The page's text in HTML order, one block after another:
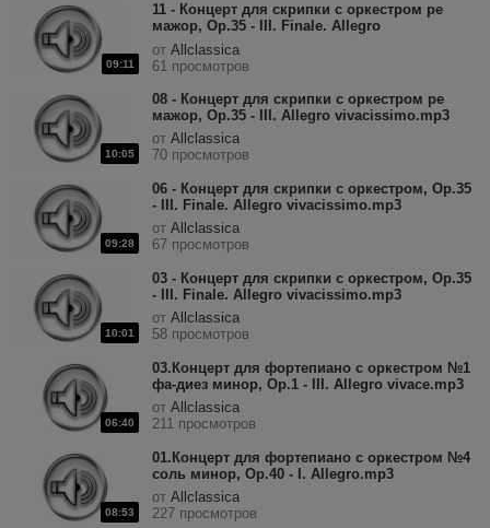
09:11
11 - Концерт для скрипки с оркестром ре
мажор, Op.35 - III. Finale. Allegro
vivacissimo.mp3
от Allclassica
61 просмотров
10:05
08 - Концерт для скрипки с оркестром ре
мажор, Op.35 - III. Allegro vivacissimo.mp3
от Allclassica
70 просмотров
09:28
06 - Концерт для скрипки с оркестром, Op.35
- III. Finale. Allegro vivacissimo.mp3
от Allclassica
67 просмотров
10:01
03 - Концерт для скрипки с оркестром, Op.35
- III. Finale. Allegro vivacissimo.mp3
от Allclassica
58 просмотров
06:40
03.Концерт для фортепиано с оркестром №1
фа-диез минор, Op.1 - III. Allegro vivace.mp3
от Allclassica
211 просмотров
08:53
01.Концерт для фортепиано с оркестром №4
соль минор, Op.40 - I. Allegro.mp3
от Allclassica
227 просмотров